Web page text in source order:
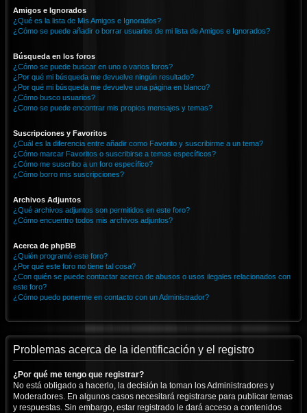
Amigos e Ignorados
¿Qué es la lista de Mis Amigos e Ignorados?
¿Cómo se puede añadir o borrar usuarios de mi lista de Amigos e Ignorados?
Búsqueda en los foros
¿Cómo se puede buscar en uno o varios foros?
¿Por qué mi búsqueda me devuelve ningún resultado?
¿Por qué mi búsqueda me devuelve una página en blanco?
¿Cómo busco usuarios?
¿Como se puede encontrar mis propios mensajes y temas?
Suscripciones y Favoritos
¿Cuál es la diferencia entre añadir como Favorito y suscribirme a un tema?
¿Cómo marcar Favoritos o suscribirse a temas específicos?
¿Cómo me suscribo a un foro específico?
¿Cómo borro mis suscripciones?
Archivos Adjuntos
¿Qué archivos adjuntos son permitidos en este foro?
¿Cómo encuentro todos mis archivos adjuntos?
Acerca de phpBB
¿Quién programó este foro?
¿Por qué este foro no tiene tal cosa?
¿Con quién se puede contactar acerca de abusos o usos ilegales relacionados con
este foro?
¿Cómo puedo ponerme en contacto con un Administrador?
Problemas acerca de la identificación y el registro
¿Por qué me tengo que registrar?
No está obligado a hacerlo, la decisión la toman los Administradores y
Moderadores. En algunos casos necesitará registrarse para publicar temas
y respuestas. Sin embargo, estar registrado le dará acceso a contenidos